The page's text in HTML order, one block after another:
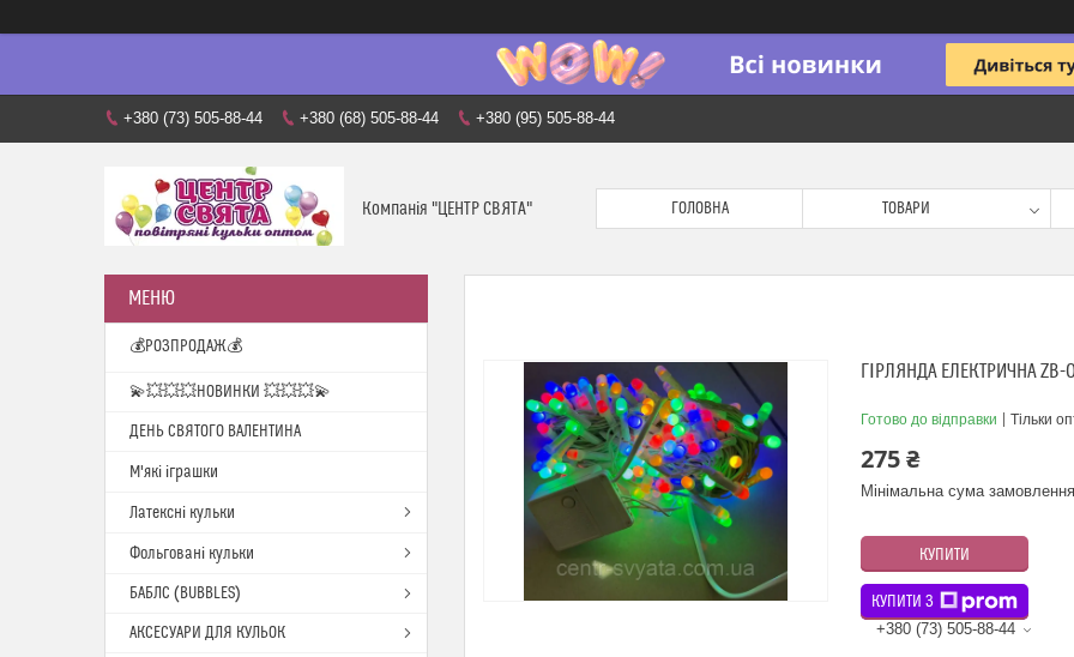
+380 (73) 505-88-44 +380 (68) 505-88-44 +380 (95) 505-88-44
Компанія "ЦЕНТР СВЯТА" ГОЛОВНА ТОВАРИ
ГІРЛЯНДА ЕЛЕКТРИЧНА ZB-
Готово до відправки Тільки
275 ₴
Мінімальна сума
КУПИТИ
КУПИТИ З
+380 (73) 505-88-44
💰РОЗПРОДАЖ💰
💫💥💥💥НОВИНКИ 💥💥💥💫
ДЕНЬ СВЯТОГО ВАЛЕНТИНА
М'які іграшки
Латексні кульки
Фольговані кульки
БАБЛС (BUBBLES)
АКСЕСУАРИ ДЛЯ КУЛЬОК